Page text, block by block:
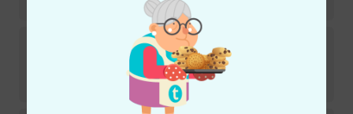
PGA98D B-Stock
Produkt ist ausverkauft